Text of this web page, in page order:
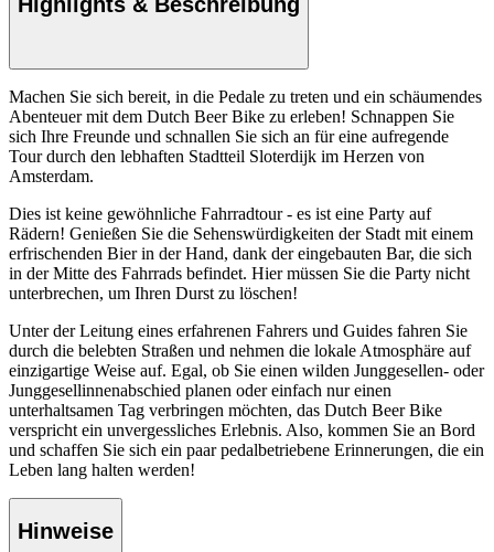
Machen Sie sich bereit, in die Pedale zu treten und ein schäumendes
Abenteuer mit dem Dutch Beer Bike zu erleben! Schnappen Sie
sich Ihre Freunde und schnallen Sie sich an für eine aufregende
Tour durch den lebhaften Stadtteil Sloterdijk im Herzen von
Amsterdam.
Dies ist keine gewöhnliche Fahrradtour - es ist eine Party auf
Rädern! Genießen Sie die Sehenswürdigkeiten der Stadt mit einem
erfrischenden Bier in der Hand, dank der eingebauten Bar, die sich
in der Mitte des Fahrrads befindet. Hier müssen Sie die Party nicht
unterbrechen, um Ihren Durst zu löschen!
Unter der Leitung eines erfahrenen Fahrers und Guides fahren Sie
durch die belebten Straßen und nehmen die lokale Atmosphäre auf
einzigartige Weise auf. Egal, ob Sie einen wilden Junggesellen- oder
Junggesellinnenabschied planen oder einfach nur einen
unterhaltsamen Tag verbringen möchten, das Dutch Beer Bike
verspricht ein unvergessliches Erlebnis. Also, kommen Sie an Bord
und schaffen Sie sich ein paar pedalbetriebene Erinnerungen, die ein
Leben lang halten werden!
Hinweise